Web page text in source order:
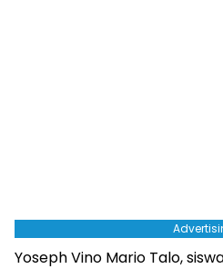
Yoseph Vino Mario Talo,